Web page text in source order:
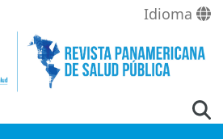
Idioma